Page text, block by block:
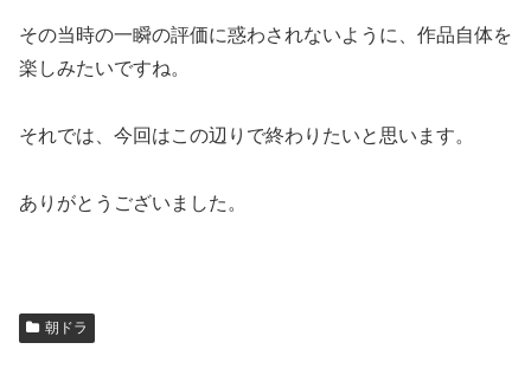
その当時の一瞬の評価に惑わされないように、作品自体を
楽しみたいですね。
それでは、今回はこの辺りで終わりたいと思います。
ありがとうございました。
朝ドラ